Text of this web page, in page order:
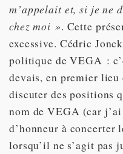
m’appelait et, si je ne
chez moi ». Cette
excessive. Cédric
politique de VEGA :
devais, en premier
discuter des positions
nom de VEGA (car
d’honneur à concerter
lorsqu’il ne s’agit pas